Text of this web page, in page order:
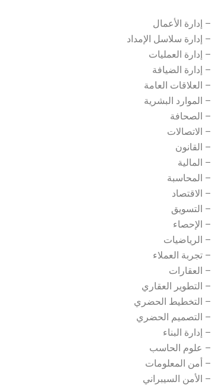
– إدارة الأعمال
– إدارة سلاسل الإمداد
– إدارة العمليات
– إدارة الضيافة
– العلاقات العامة
– الموارد البشرية
– الصحافة
– الاتصالات
– القانون
– المالية
– المحاسبة
– الاقتصاد
– التسويق
– الإحصاء
– الرياضيات
– تجربة العملاء
– العقارات
– التطوير العقاري
– التخطيط الحضري
– التصميم الحضري
– إدارة البناء
– علوم الحاسب
– أمن المعلومات
– الأمن السيبراني